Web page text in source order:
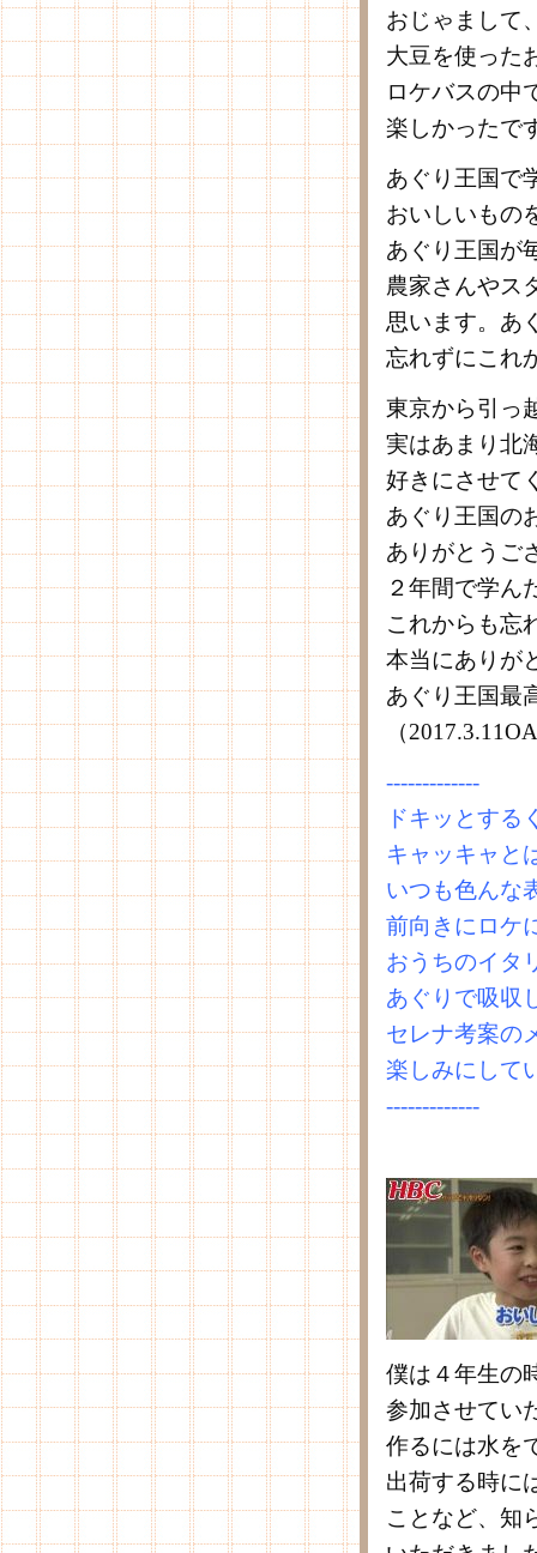
おじゃまして
大豆を使った
ロケバスの中
楽しかったで
あぐり王国で
おいしいもの
あぐり王国が
農家さんやス
思います。あ
忘れずにこれ
東京から引っ
実はあまり北
好きにさせて
あぐり王国の
ありがとうご
２年間で学ん
これからも忘
本当にありが
あぐり王国最
（
-------------
ドキッとする
キャッキャと
いつも色んな
前向きにロケ
おうちのイタ
あぐりで吸収
セレナ考案の
楽しみにして
-------------
僕は４年生の
参加させてい
作るには水を
出荷する時に
ことなど、知